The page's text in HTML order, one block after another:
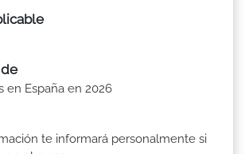
en España en 2026
te informará personalmente si